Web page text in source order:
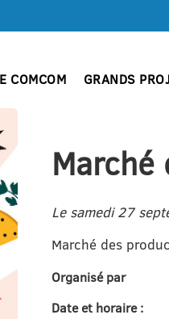
COMCOM GRANDS
Marché
Le samedi 27
Marché des
Organisé par
Date et horaire :